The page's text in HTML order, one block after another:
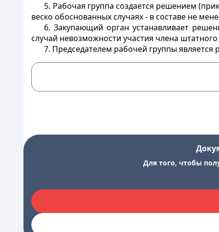
5. Рабочая группа создается решением
веско обоснованных случаях - в составе не
6. Закупающий орган устанавливает
случай невозможности участия члена
7. Председателем рабочей группы
Для того, чтобы